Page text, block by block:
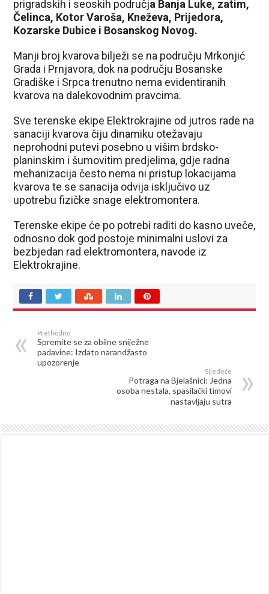
prigradskih i seoskih područja Banja Luke, zatim,
Čelinca, Kotor Varoša, Kneževa, Prijedora,
Kozarske Dubice i Bosanskog Novog.
Manji broj kvarova bilježi se na području Mrkonjić
Grada i Prnjavora, dok na području Bosanske
Gradiške i Srpca trenutno nema evidentiranih
kvarova na dalekovodnim pravcima.
Sve terenske ekipe Elektrokrajine od jutros rade na
sanaciji kvarova čiju dinamiku otežavaju
neprohodni putevi posebno u višim brdsko-
planinskim i šumovitim predjelima, gdje radna
mehanizacija često nema ni pristup lokacijama
kvarova te se sanacija odvija isključivo uz
upotrebu fizičke snage elektromontera.
Terenske ekipe će po potrebi raditi do kasno uveče,
odnosno dok god postoje minimalni uslovi za
bezbjedan rad elektromontera, navode iz
Elektrokrajine.
Prethodno
Spremite se za obilne sniježne
padavine: Izdato narandžasto
upozorenje
Sljedeće
Potraga na Bjelašnici: Jedna
osoba nestala, spasilački timovi
nastavljaju sutra